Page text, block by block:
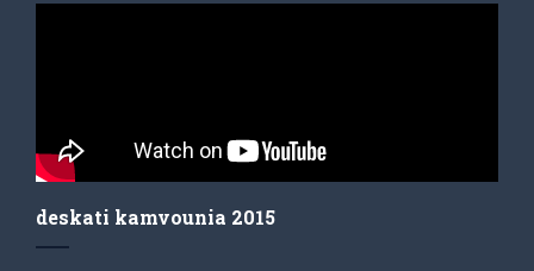
deskati kamvounia 2015